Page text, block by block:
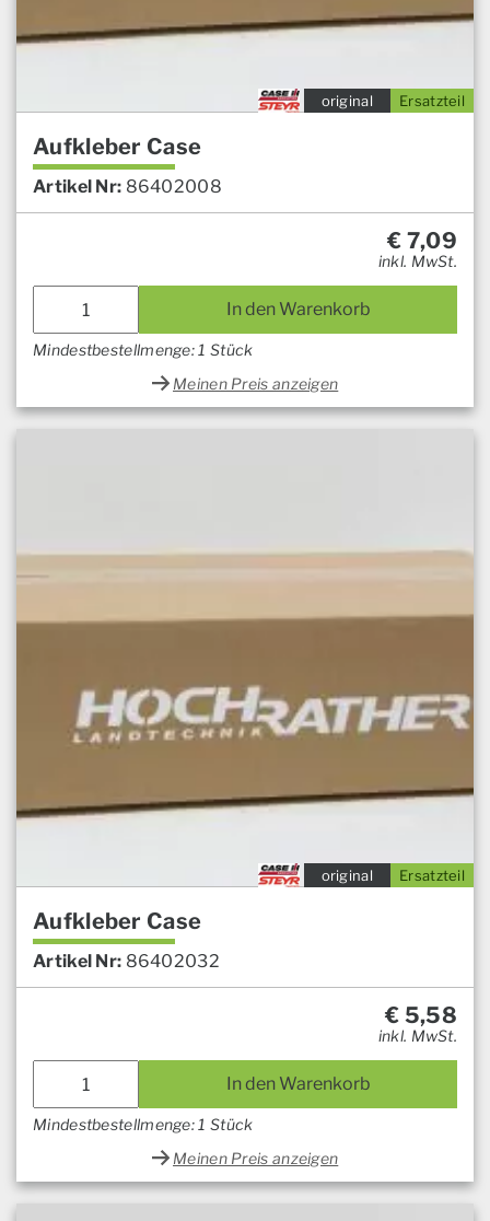
Ersatzteil
original
Aufkleber Case
Artikel Nr: 86402008
€ 7,09
inkl. MwSt.
In den Warenkorb
Mindestbestellmenge: 1 Stück
Meinen Preis anzeigen
Ersatzteil
original
Aufkleber Case
Artikel Nr: 86402032
€ 5,58
inkl. MwSt.
In den Warenkorb
Mindestbestellmenge: 1 Stück
Meinen Preis anzeigen